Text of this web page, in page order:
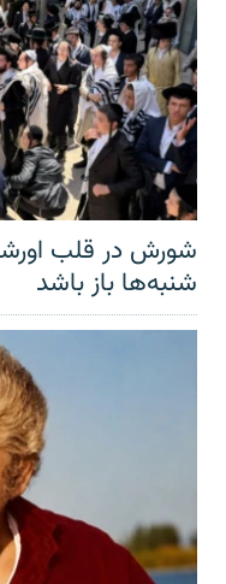
شورش در قلب
شنبه‌ها باز باشد